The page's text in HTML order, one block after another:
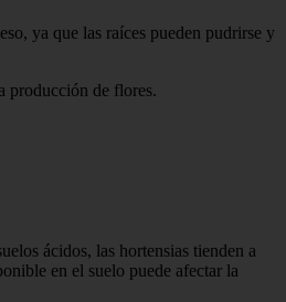
ya que las raíces pueden pudrirse y
producción de flores.
ácidos, las hortensias tienden a
en el suelo puede afectar la